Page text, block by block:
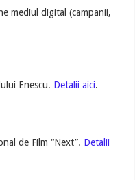
mediul digital (campanii,
Enescu. Detalii aici.
de Film “Next”. Detalii